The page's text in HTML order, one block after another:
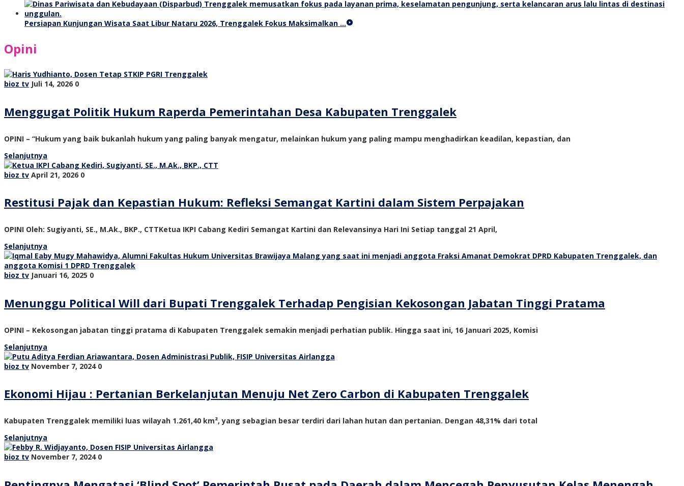
Persiapan Kunjungan Wisata Saat Libur Nataru 2026, Trenggalek Fokus Maksimalkan …
Opini
bioz tv Juli 14, 2026 0
Menggugat Politik Hukum Raperda Pemerintahan Desa Kabupaten Trenggalek
OPINI – “Hukum yang baik bukanlah hukum yang paling banyak mengatur, melainkan hukum yang paling mampu menghadirkan keadilan, kepastian, dan
Selanjutnya
bioz tv April 21, 2026 0
Restitusi Pajak dan Kepastian Hukum: Refleksi Semangat Kartini dalam Sistem Perpajakan
OPINI Oleh: Sugiyanti, SE., M.Ak., BKP., CTTKetua IKPI Cabang Kediri Semangat Kartini dan Relevansinya Hari Ini Setiap tanggal 21 April,
Selanjutnya
bioz tv Januari 16, 2025 0
Menunggu Political Will dari Bupati Trenggalek Terhadap Pengisian Kekosongan Jabatan Tinggi Pratama
OPINI – Kekosongan jabatan tinggi pratama di Kabupaten Trenggalek semakin menjadi perhatian publik. Hingga saat ini, 16 Januari 2025, Komisi
Selanjutnya
bioz tv November 7, 2024 0
Ekonomi Hijau : Pertanian Berkelanjutan Menuju Net Zero Carbon di Kabupaten Trenggalek
Kabupaten Trenggalek memiliki luas wilayah 1.261,40 km², yang sebagian besar terdiri dari lahan hutan dan pertanian. Dengan 48,31% dari total
Selanjutnya
bioz tv November 7, 2024 0